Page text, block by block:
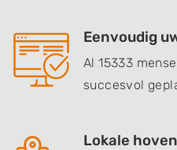
Eenvoudig
Al 15333
succesvol
Lokale